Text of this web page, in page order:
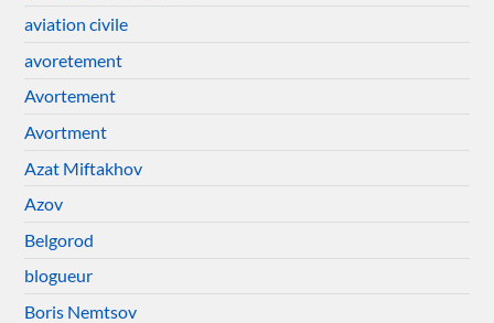
aviation civile
avoretement
Avortement
Avortment
Azat Miftakhov
Azov
Belgorod
blogueur
Boris Nemtsov